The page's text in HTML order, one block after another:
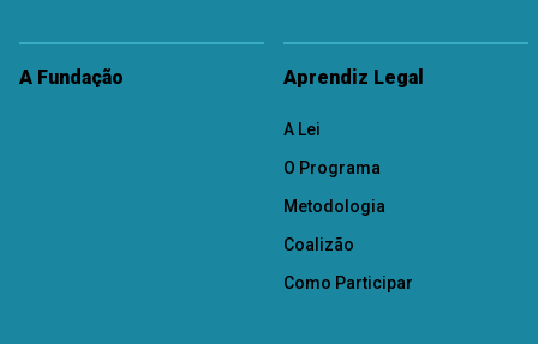
A Fundação Aprendiz Legal
A Lei
O Programa
Metodologia
Coalizão
Como Participar